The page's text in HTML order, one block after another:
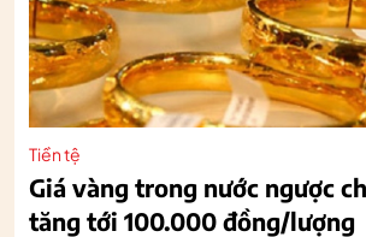
Tiền tệ
Giá vàng trong nước ngược
tăng tới 100.000 đồng/lượng